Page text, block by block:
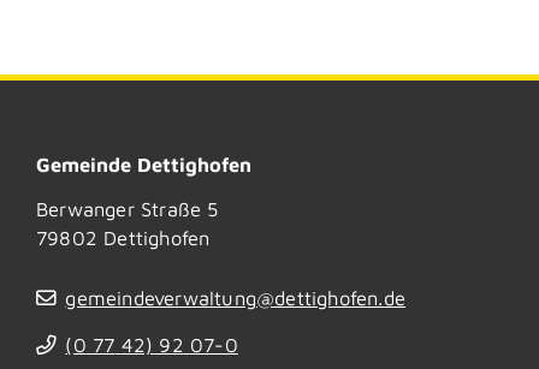
Gemeinde Dettighofen
Berwanger Straße 5
79802 Dettighofen
gemeindeverwaltung@dettighofen.de
(0 77 42) 92 07-0